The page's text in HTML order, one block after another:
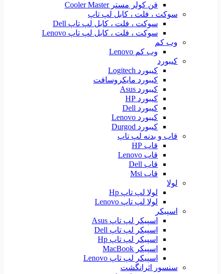
فن کولر مستر Cooler Master
سوکت ، فلت ، کابل لپ تاپ
سوکت ، فلت ، کابل لپ تاپ Dell
سوکت ، فلت ، کابل لپ تاپ Lenovo
وب کم
وب کم Lenovo
کیبورد
کیبورد Logitech
کیبورد مایکروسافت
کیبورد Asus
کیبورد HP
کیبورد Dell
کیبورد Lenovo
کیبورد Durgod
قاب و بدنه لپ تاپ
قاب HP
قاب Lenovo
قاب Dell
قاب Msi
لولا
لولا لپ تاپ Hp
لولا لپ تاپ Lenovo
اسپیکر
اسپیکر لپ تاپ Asus
اسپیکر لپ تاپ Dell
اسپیکر لپ تاپ Hp
اسپیکر MacBook
اسپیکر لپ تاپ Lenovo
سنسور اثرانگشت